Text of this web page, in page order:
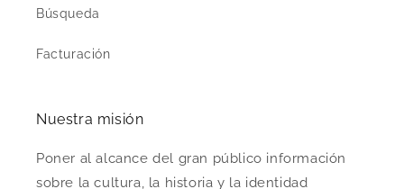
Búsqueda
Facturación
Nuestra misión
Poner al alcance del gran público información
sobre la cultura, la historia y la identidad